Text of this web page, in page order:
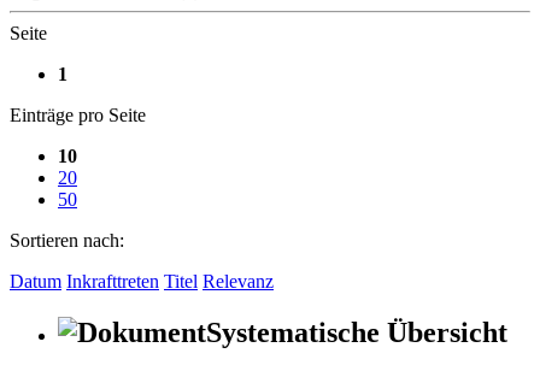
Seite
1
Einträge pro Seite
10
20
50
Sortieren nach:
Datum Inkrafttreten Titel Relevanz
Systematische Übersicht